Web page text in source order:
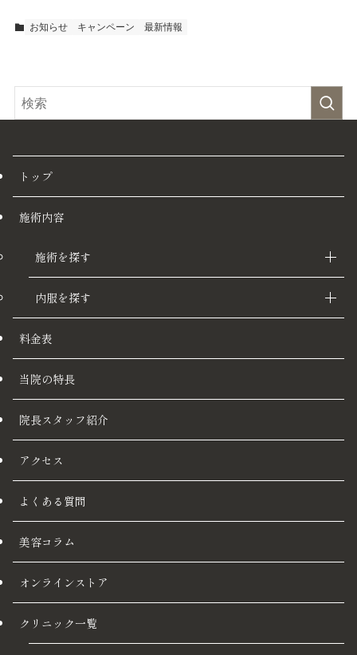
お知らせ キャンペーン 最新情報
トップ
施術内容
施術を探す
内服を探す
料金表
当院の特長
院長スタッフ紹介
アクセス
よくある質問
美容コラム
オンラインストア
クリニック一覧